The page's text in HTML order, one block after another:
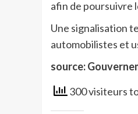
afin de poursuivre
Une signalisation
automobilistes et
source:
300 visiteurs